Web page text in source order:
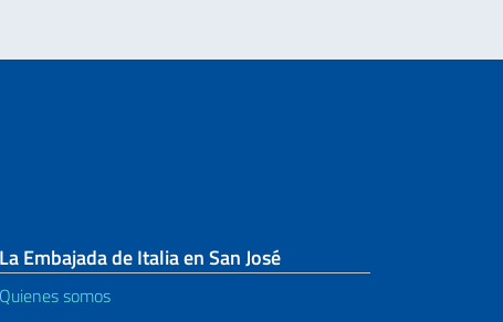
La Embajada de Italia en San José
Quienes somos